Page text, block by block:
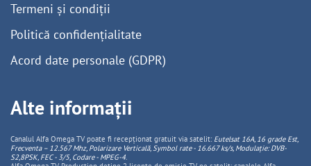
Termeni și condiții
Politică confidențialitate
Acord date personale (GDPR)
Alte informații
Canalul Alfa Omega TV poate fi recepționat gratuit via satelit: Eutelsat 16A, 16 grade Est,
Frecventa – 12.567 Mhz, PolarizareVerticală, Symbol rate - 16.667 ks/s, Modulație: DVB-
S2,8PSK, FEC - 3/5, Codare - MPEG-4.